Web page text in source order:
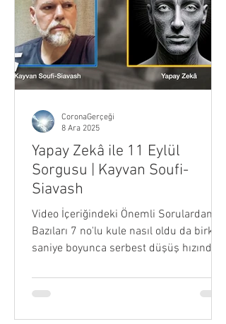
kontrol mekanizmalarını tamamlamak
uğruna h
Yapay Zekâ ile 11 Eylül
Sorgusu | Kayvan Soufi-
Siavash
Video İçeriğindeki Önemli Sorulardan
Bazıları 7 no'lu kule nasıl oldu da birkaç
saniye boyunca serbest düşüş hızında
yakıtı olan kerosenin ürettiği sıcaklık
çeliği eritemezken, dev çelik kulelerin bu
şekilde çökmesi nasıl açıklanabilir?
CoronaGerçeği
8 Ara 2025